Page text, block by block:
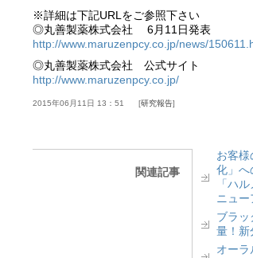
※詳細は下記URLをご参照下さい
◎丸善製薬株式会社 6月11日発表
http://www.maruzenpcy.co.jp/news/
◎丸善製薬株式会社 公式サイト
http://www.maruzenpcy.co.jp/
2015年06月11日 13：51 研究報告
関連記事
お客
化」
「ハ
ニュ
ブラ
量！新
オーラ